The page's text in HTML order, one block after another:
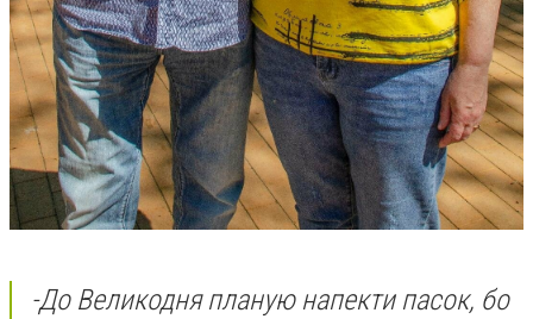
-До Великодня планую напекти пасок, бо